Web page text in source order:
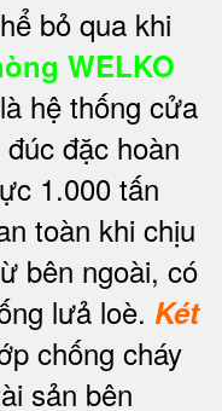
bỏ qua khi
WELKO
hệ thống cửa
đặc hoàn
1.000 tấn
toàn khi chịu
bên ngoài, có
lưả loè. Két
chống cháy
sản bên